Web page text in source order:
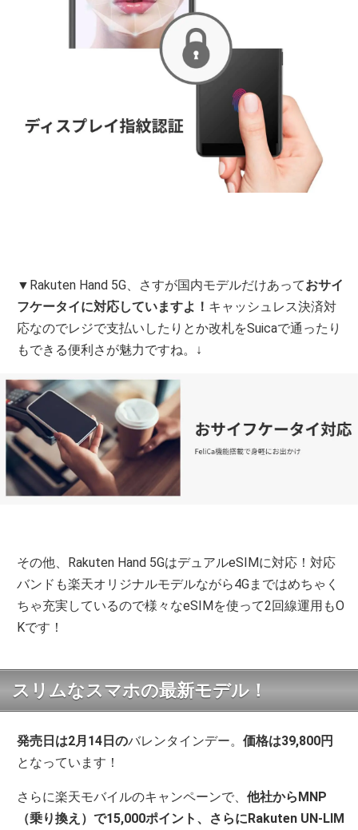
▼Rakuten Hand 5G、さすが国内モデルだけあっておサイ
フケータイに対応していますよ！ キャッシュレス決済対
応なのでレジで支払いしたりとか改札をSuicaで通ったり
もできる便利さが魅力ですね。↓
その他、Rakuten Hand 5GはデュアルeSIMに対応！対応
バンドも楽天オリジナルモデルながら4Gまではめちゃく
ちゃ充実しているので様々なeSIMを使って2回線運用もO
Kです！
スリムなスマホの最新モデル！
発売日は2月14日のバレンタインデー。価格は39,800円
となっています！
さらに楽天モバイルのキャンペーンで、他社からMNP
（乗り換え）で15,000ポイント、さらにRakuten UN-LIM